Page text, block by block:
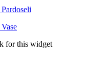
for this widget